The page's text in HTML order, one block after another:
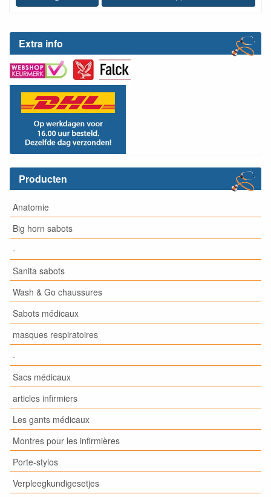
Extra info
Producten
Anatomie
Big horn sabots
-
Sanita sabots
Wash & Go chaussures
Sabots médicaux
masques respiratoires
-
Sacs médicaux
articles infirmiers
Les gants médicaux
Montres pour les infirmières
Porte-stylos
Verpleegkundigesetjes